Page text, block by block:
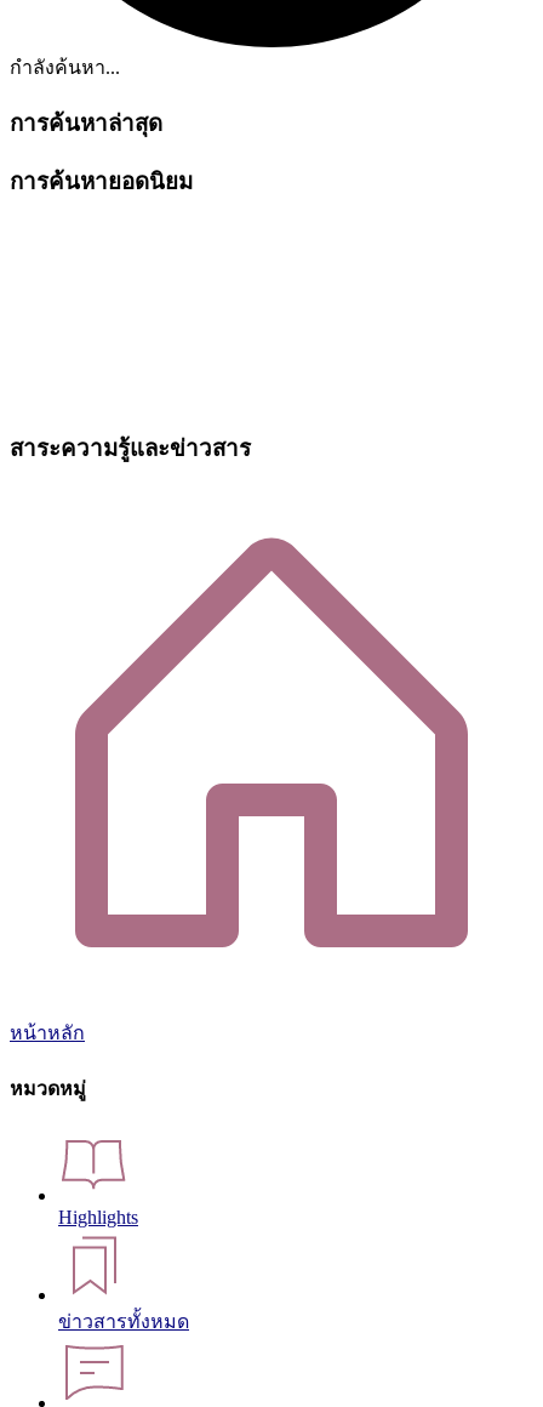
กำลังค้นหา...
การค้นหาล่าสุด
การค้นหายอดนิยม
สาระความรู้และข่าวสาร
หน้าหลัก
หมวดหมู่
Highlights
ข่าวสารทั้งหมด